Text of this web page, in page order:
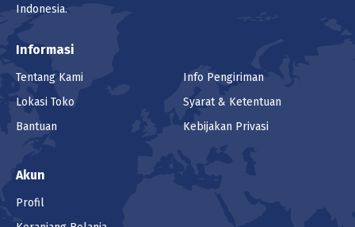
Indonesia.
Informasi
Tentang Kami
Lokasi Toko
Bantuan
Info Pengiriman
Syarat & Ketentuan
Kebijakan Privasi
Akun
Profil